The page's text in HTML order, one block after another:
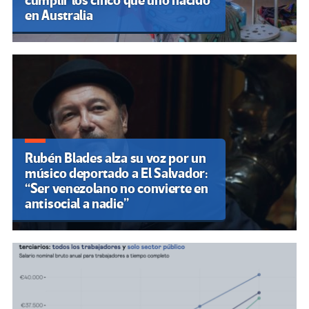
en Australia
Rubén Blades alza su voz por un
músico deportado a El Salvador:
“Ser venezolano no convierte en
antisocial a nadie”